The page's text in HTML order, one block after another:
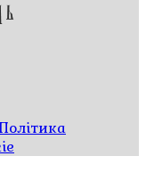
Політика